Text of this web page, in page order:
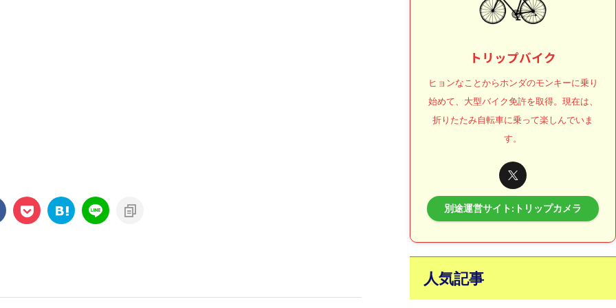
トリップバイク
ヒョンなことからホンダのモンキーに乗り
始めて、大型バイク免許を取得。現在は、
折りたたみ自転車に乗って楽しんでいま
す。
別途運営サイト:トリップカメラ
人気記事